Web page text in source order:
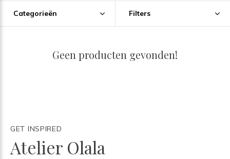
Categorieën Filters
Geen producten gevonden!
GET INSPIRED
Atelier Olala